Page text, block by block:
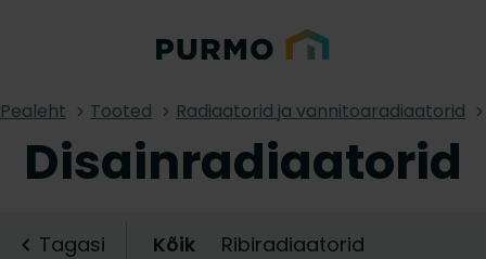
Pealeht Tooted Radiaatorid ja vannitoaradiaatorid
Disainradiaatorid
Tagasi Kõik Ribiradiaatorid